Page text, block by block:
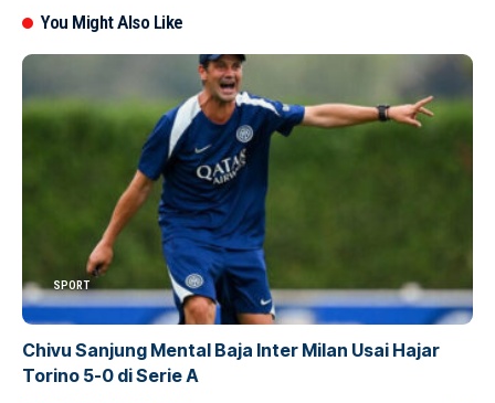
You Might Also Like
SPORT
Chivu Sanjung Mental Baja Inter Milan Usai Hajar
Torino 5-0 di Serie A